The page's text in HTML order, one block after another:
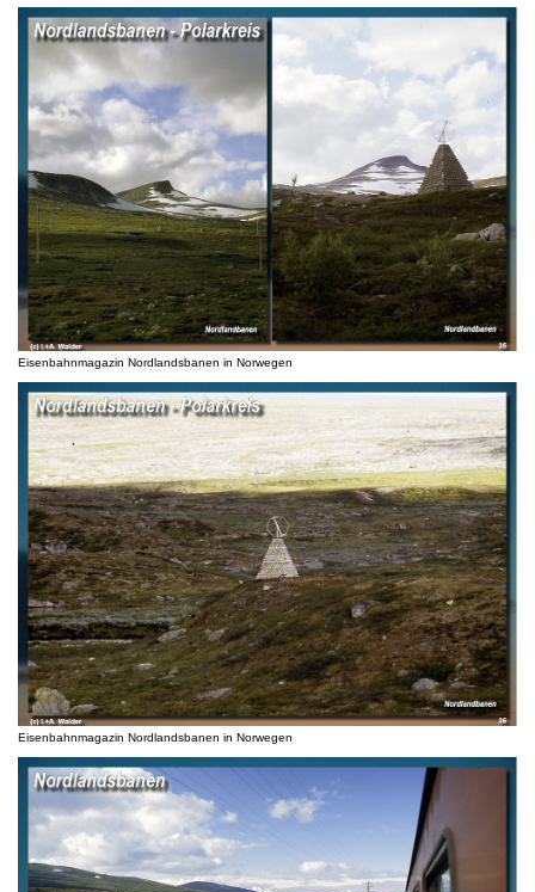
Eisenbahnmagazin Nordlandsbanen in Norwegen
Eisenbahnmagazin Nordlandsbanen in Norwegen